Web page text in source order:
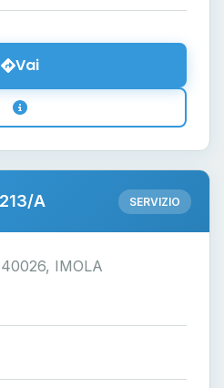
Vai
A SERVIZIO
IMOLA